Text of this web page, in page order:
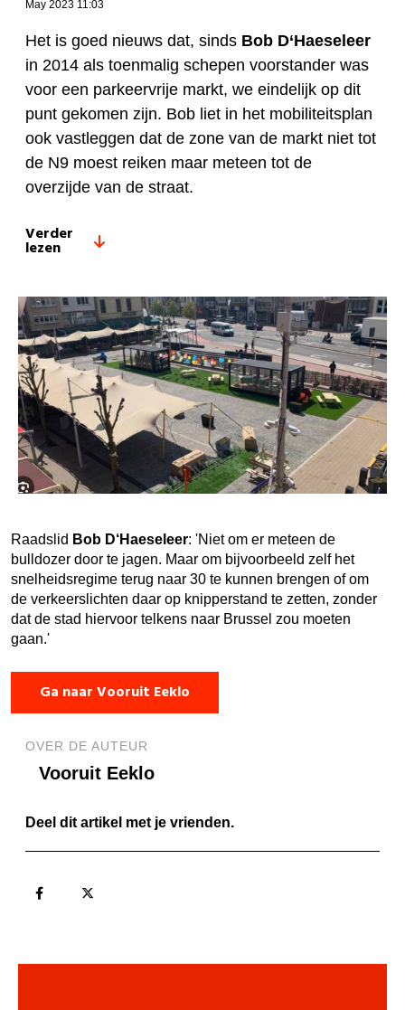
May 2023 11:03
Het is goed nieuws dat, sinds Bob D‘Haeseleer
in 2014 als toenmalig schepen voorstander was
voor een parkeervrije markt, we eindelijk op dit
punt gekomen zijn. Bob liet in het mobiliteitsplan
ook vastleggen dat de zone van de markt niet tot
de N9 moest reiken maar meteen tot de
overzijde van de straat.
Verder
lezen
Raadslid Bob D‘Haeseleer: 'Niet om er meteen de
bulldozer door te jagen. Maar om bijvoorbeeld zelf het
snelheidsregime terug naar 30 te kunnen brengen of om
de verkeerslichten daar op knipperstand te zetten, zonder
dat de stad hiervoor telkens naar Brussel zou moeten
gaan.'
Ga naar Vooruit Eeklo
OVER DE AUTEUR
Vooruit Eeklo
Deel dit artikel met je vrienden.